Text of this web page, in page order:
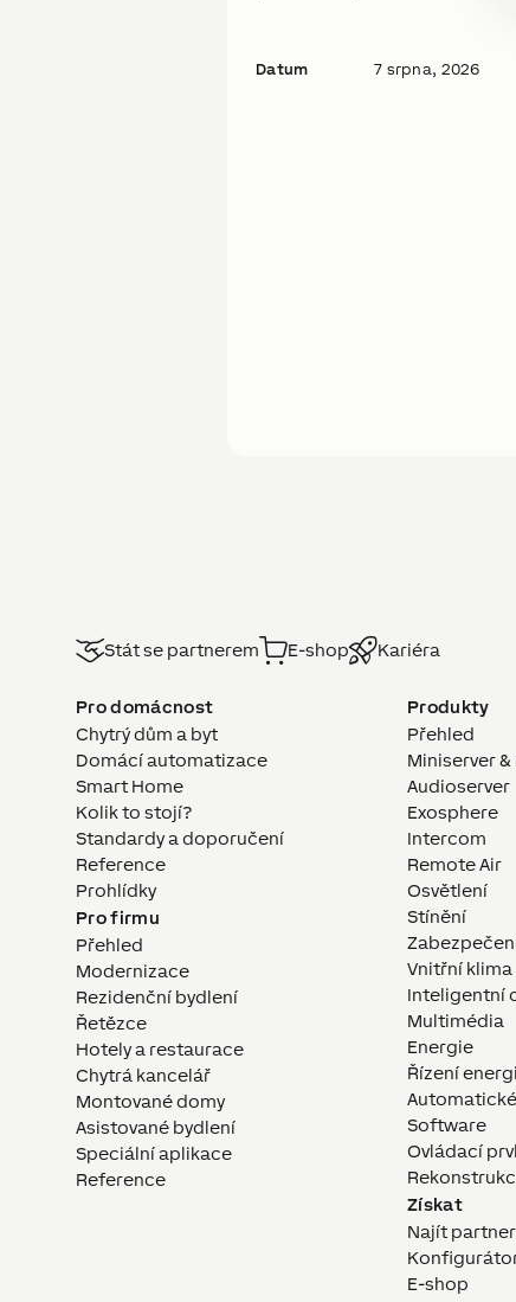
Datum 7 srpna, 2026
Stát se partnerem E-shop Kariéra
Pro domácnost
Chytrý dům a byt
Domácí automatizace
Smart Home
Kolik to stojí?
Standardy a doporučení
Reference
Prohlídky
Pro firmu
Přehled
Modernizace
Rezidenční bydlení
Řetězce
Hotely a restaurace
Chytrá kancelář
Montované domy
Asistované bydlení
Speciální aplikace
Reference
Produkty
Přehled
Miniserver
Audioserver
Exosphere
Intercom
Remote Air
Osvětlení
Stínění
Vnitřní klima
Inteligentní
Multimédia
Energie
Řízení
Software
Ovládací
Získat
Najít
E-shop